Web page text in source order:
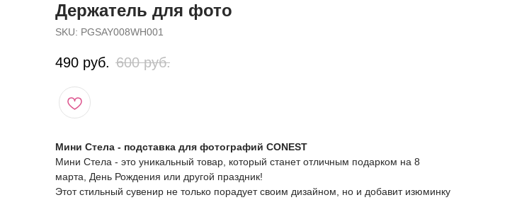
Держатель для фото
SKU: PGSAY008WH001
490 руб. 600 руб.
Мини Стела - подставка для фотографий CONEST
Мини Стела - это уникальный товар, который станет отличным подарком на 8
марта, День Рождения или другой праздник!
Этот стильный сувенир не только порадует своим дизайном, но и добавит изюминку